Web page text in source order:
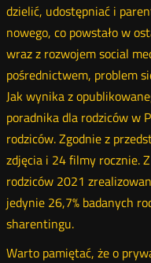
dzielić, udostępniać i
nowego, co powstało w
wraz z rozwojem social
pośrednictwem, problem
Jak wynika z
poradnika dla rodziców w
rodziców. Zgodnie z
zdjęcia i 24 filmy rocznie.
rodziców 2021
jedynie 26,7% badanych
sharentingu.
Warto pamiętać, że o